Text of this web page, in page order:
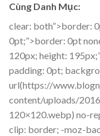
Cùng Danh Mục:
clear: both”>border:
0pt;”>border: 0pt
120px; height:
padding: 0pt;
url(https://
content/uploads/
120×120.webp) no-
clip: border; -moz-